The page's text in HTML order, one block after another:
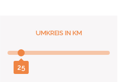
UMKREIS IN KM
25